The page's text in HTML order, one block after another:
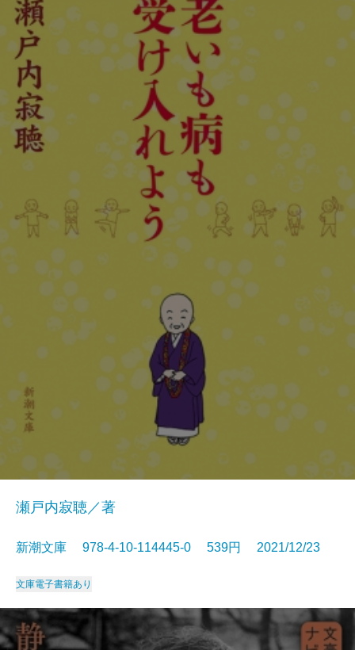
瀬戸内寂聴／著
新潮文庫 978-4-10-114445-0 539円 2021/12/23
文庫電子書籍あり